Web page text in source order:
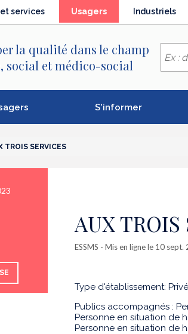
services Usagers(élémentIndustriels
la qualité dans le champ
social et médico-social
S'informer
TROIS SERVICES
AUX TROIS
ESSMS - Mis en ligne le 10 sept.
Type d'établissement:
Publics accompagnés :
Personne en situation de
Personne en situation de